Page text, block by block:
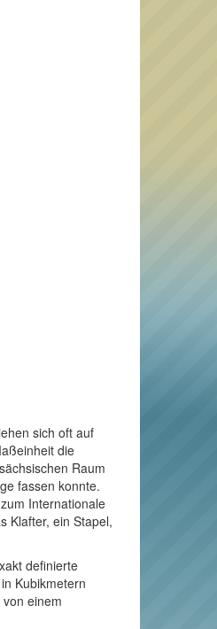
sich oft auf
die
Raum
fassen konnte.
Internationale
Klafter, ein Stapel,
definierte
Kubikmetern
einem